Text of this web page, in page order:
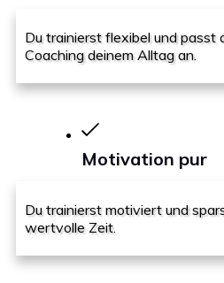
Du trainierst flexibel und passt
Coaching deinem Alltag an.
Motivation pur
Du trainierst motiviert und
wertvolle Zeit.